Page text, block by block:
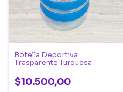
Botella Deportiva
Trasparente Turquesa
$10.500,00